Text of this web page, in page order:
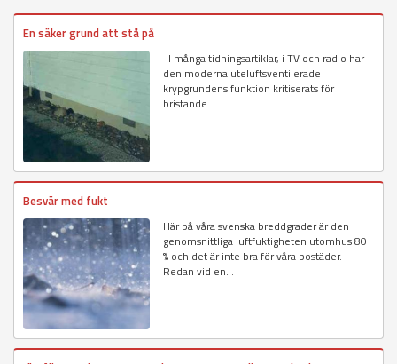
En säker grund att stå på
I många tidningsartiklar, i TV och radio har
den moderna uteluftsventilerade
krypgrundens funktion kritiserats för
bristande...
Besvär med fukt
Här på våra svenska breddgrader är den
genomsnittliga luftfuktigheten utomhus 80
% och det är inte bra för våra bostäder.
Redan vid en...